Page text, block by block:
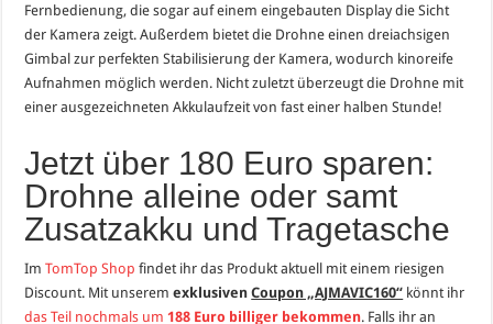
Fernbedienung, die sogar auf einem eingebauten Display die Sicht
der Kamera zeigt. Außerdem bietet die Drohne einen dreiachsigen
Gimbal zur perfekten Stabilisierung der Kamera, wodurch kinoreife
Aufnahmen möglich werden. Nicht zuletzt überzeugt die Drohne mit
einer ausgezeichneten Akkulaufzeit von fast einer halben Stunde!
Jetzt über 180 Euro sparen:
Drohne alleine oder samt
Zusatzakku und Tragetasche
ImTomTop Shop findet ihr das Produkt aktuell mit einem riesigen
Discount. Mit unseremexklusivenCoupon „AJMAVIC160“ könnt ihr
das Teil nochmals um188 Euro billiger bekommen. Falls ihr an